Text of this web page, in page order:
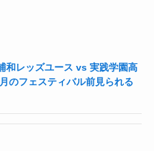
和レッズユース vs 実践学園高
のフェスティバル前見られる